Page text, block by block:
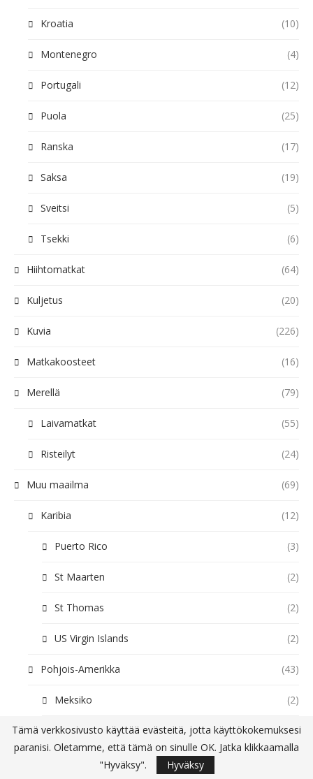
Kroatia (10)
Montenegro (4)
Portugali (12)
Puola (25)
Ranska (17)
Saksa (19)
Sveitsi (5)
Tsekki (6)
Hiihtomatkat (64)
Kuljetus (20)
Kuvia (226)
Matkakoosteet (16)
Merellä (79)
Laivamatkat (55)
Risteilyt (24)
Muu maailma (69)
Karibia (12)
Puerto Rico (3)
St Maarten (2)
St Thomas (2)
US Virgin Islands (2)
Pohjois-Amerikka (43)
Meksiko (2)
USA (41)
Tämä verkkosivusto käyttää evästeitä, jotta käyttökokemuksesi
paranisi. Oletamme, että tämä on sinulle OK. Jatka klikkaamalla
"Hyväksy".
Hyväksy